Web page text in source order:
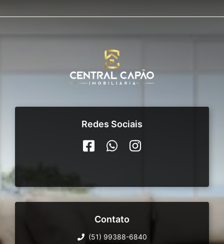
Redes Sociais
Contato
(51) 99388-6840